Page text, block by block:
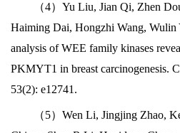
（4）Yu Liu, Jian Qi, Zhen
Haiming Dai, Hongzhi Wang, Wulin
analysis of WEE family kinases
PKMYT1 in breast carcinogenesis.
53(2): e12741.
（5）Wen Li, Jingjing Zhao,